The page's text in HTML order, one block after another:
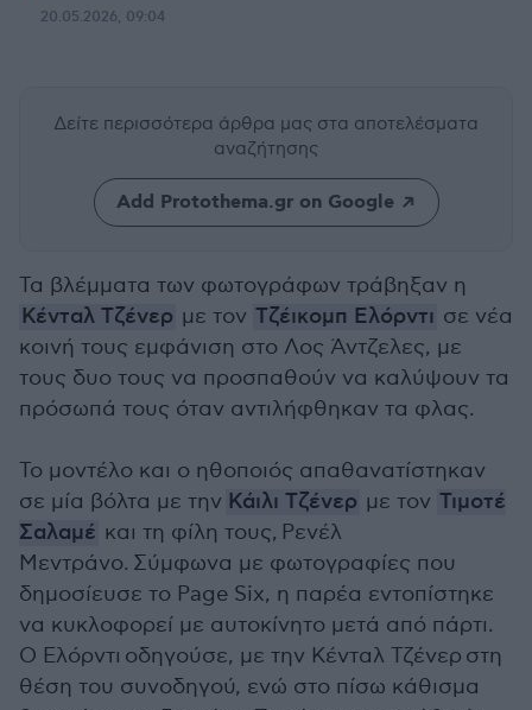
20.05.2026, 09:04
Δείτε περισσότερα άρθρα μας στα αποτελέσματα
αναζήτησης
Add Protothema.gr on Google
Τα βλέμματα των φωτογράφων τράβηξαν η
Κένταλ Τζένερ με τον Τζέικομπ Ελόρντι σε νέα
κοινή τους εμφάνιση στο Λος Άντζελες, με
τους δυο τους να προσπαθούν να καλύψουν τα
πρόσωπά τους όταν αντιλήφθηκαν τα φλας.
Το μοντέλο και ο ηθοποιός απαθανατίστηκαν
σε μία βόλτα με την Κάιλι Τζένερ με τον Τιμοτέ
Σαλαμέ και τη φίλη τους, Ρενέλ
Μεντράνο. Σύμφωνα με φωτογραφίες που
δημοσίευσε το Page Six, η παρέα εντοπίστηκε
να κυκλοφορεί με αυτοκίνητο μετά από πάρτι.
Ο Ελόρντι οδηγούσε, με την Κένταλ Τζένερ στη
θέση του συνοδηγού, ενώ στο πίσω κάθισμα